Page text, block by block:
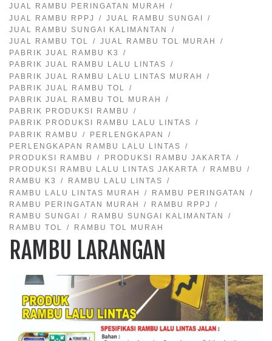
JUAL RAMBU PERINGATAN MURAH
JUAL RAMBU RPPJ
JUAL RAMBU SUNGAI
JUAL RAMBU SUNGAI KALIMANTAN
JUAL RAMBU TOL
JUAL RAMBU TOL MURAH
PABRIK JUAL RAMBU K3
PABRIK JUAL RAMBU LALU LINTAS
PABRIK JUAL RAMBU LALU LINTAS MURAH
PABRIK JUAL RAMBU TOL
PABRIK JUAL RAMBU TOL MURAH
PABRIK PRODUKSI RAMBU
PABRIK PRODUKSI RAMBU LALU LINTAS
PABRIK RAMBU
PERLENGKAPAN
PERLENGKAPAN RAMBU LALU LINTAS
PRODUKSI RAMBU
PRODUKSI RAMBU JAKARTA
PRODUKSI RAMBU LALU LINTAS JAKARTA
RAMBU
RAMBU K3
RAMBU LALU LINTAS
RAMBU LALU LINTAS MURAH
RAMBU PERINGATAN
RAMBU PERINGATAN MURAH
RAMBU RPPJ
RAMBU SUNGAI
RAMBU SUNGAI KALIMANTAN
RAMBU TOL
RAMBU TOL MURAH
RAMBU LARANGAN